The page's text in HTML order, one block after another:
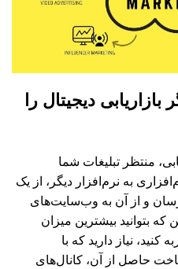
دیجیتال را
منتظر تبلیغات شما
به نرم‌افزار دیگر، از یک
و از آن به وب‌سایت‌های
بتوانید بیشترین میزان
نیاز دارید که با
حاصل از آن، کانال‌های